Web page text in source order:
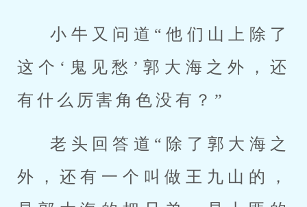
小牛又问道“他们山上除了
这个‘鬼见愁’郭大海之外，还
有什么厉害角色没有？”
老头回答道“除了郭大海之
外，还有一个叫做王九山的，